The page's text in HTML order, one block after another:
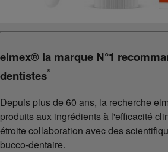
elmex® la marque N°1
dentistes*
Depuis plus de 60 ans, la recherche
produits aux ingrédients à l'efficacité
étroite collaboration avec des
bucco-dentaire.